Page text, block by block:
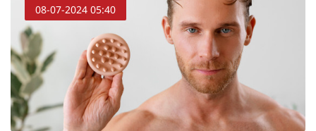
08-07-2024 05:40